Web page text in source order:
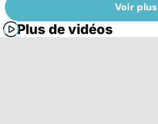
Voir plus
Plus de vidéos